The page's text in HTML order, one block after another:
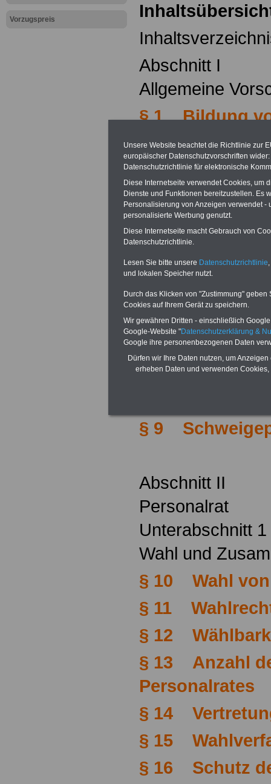
Vorzugspreis
Abschnitt I
Allgemeine
§ 1 Bildung
und
§ 2
§ 3
§ 4
§ 5
Arbeitnehmer
§ 6
§ 7 Gruppe
§ 9
Abschnitt II
Personalrat
Unterabschnitt 1
Wahl und
§ 10 Wahl von
§ 11
§ 12
§ 13 Anzahl
Personalrates
§ 14
§ 15
§ 16 Schutz
Unsere Website beachtet die Richtlinie zur
europäischer Datenschutzvorschriften
Datenschutzrichtlinie für elektronische
Diese Internetseite verwendet Cookies, um
Dienste und Funktionen bereitzustellen. Es
Personalisierung von Anzeigen verwendet
personalisierte Werbung genutzt.
Diese Internetseite macht Gebrauch von
Datenschutzrichtlinie.
Lesen Sie bitte unsere Datenschutzrichtlinie
und lokalen Speicher nutzt.
Durch das Klicken von "Zustimmung"
Cookies auf Ihrem Gerät zu speichern.
Wir gewähren Dritten - einschließlich
Google-Website "Datenschutzerklärung &
Google ihre personenbezogenen Daten
Dürfen wir Ihre Daten nutzen, um
erheben Daten und verwenden